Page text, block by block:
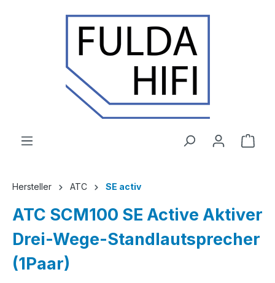
Zum Hauptinhalt springen
Hersteller ATC SE activ
ATC SCM100 SE Active Aktiver
Drei-Wege-Standlautsprecher
(1Paar)